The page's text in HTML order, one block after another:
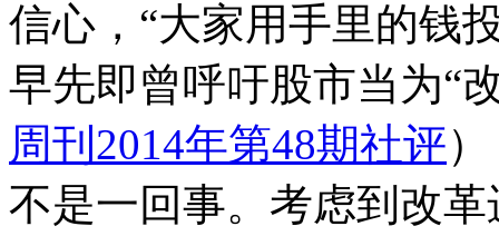
信心，“大家用手里的钱
早先即曾呼吁股市当为“
周刊2014年第48期社评
不是一回事。考虑到改